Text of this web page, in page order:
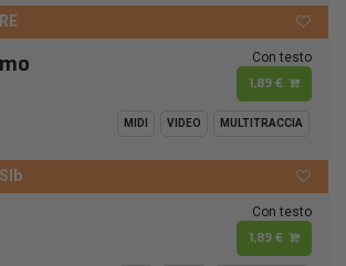
RE
Con testo
1,89 €
MIDI VIDEO MULTITRACCIA
SIb
Con testo
1,89 €